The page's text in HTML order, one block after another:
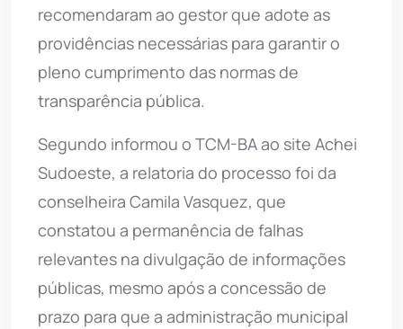
recomendaram ao gestor que adote as
providências necessárias para garantir o
pleno cumprimento das normas de
transparência pública.
Segundo informou o TCM-BA ao site Achei
Sudoeste, a relatoria do processo foi da
conselheira Camila Vasquez, que
constatou a permanência de falhas
relevantes na divulgação de informações
públicas, mesmo após a concessão de
prazo para que a administração municipal